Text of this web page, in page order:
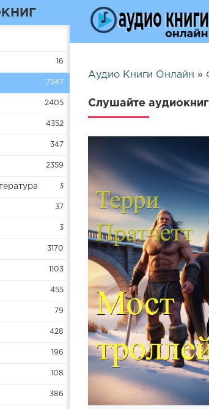
16
7547
2405
4352
347
2359
3
37
3
3170
1103
455
79
428
196
108
386
Аудио Книги Онлайн »
Слушайте